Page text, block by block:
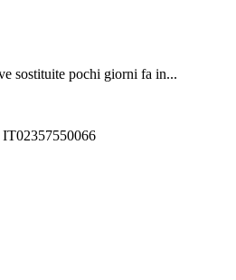
sostituite pochi giorni fa in...